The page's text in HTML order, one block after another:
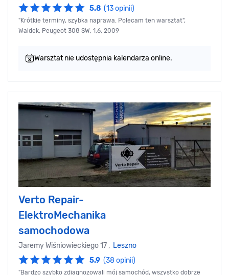
5.8 (13 opinii)
"Krótkie terminy, szybka naprawa. Polecam ten warsztat",
Waldek, Peugeot 308 SW, 1,6, 2009
Warsztat nie udostępnia kalendarza online.
Verto Repair-
ElektroMechanika
samochodowa
Jaremy Wiśniowieckiego 17 , Leszno
5.9 (38 opinii)
"Bardzo szybko zdiagnozowali mój samochód, wszystko dobrze